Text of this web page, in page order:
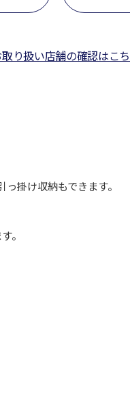
り扱い店舗の確認はこ
掛け収納もできます。
。